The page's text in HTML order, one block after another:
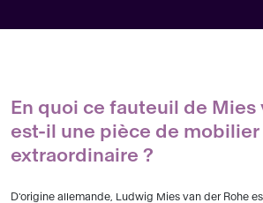
En quoi ce fauteuil de Mies
est-il une pièce de mobilier
extraordinaire ?
D'origine allemande, Ludwig Mies van der Rohe